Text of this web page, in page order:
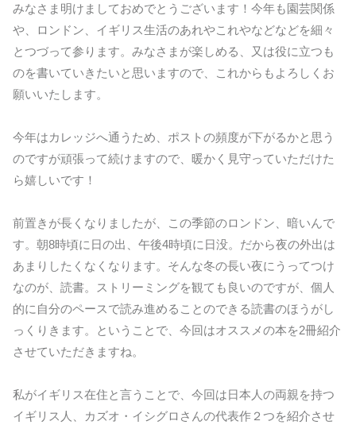
みなさま明けましておめでとうございます！今年も園芸関係
や、ロンドン、イギリス生活のあれやこれやなどなどを細々
とつづって参ります。みなさまが楽しめる、又は役に立つも
のを書いていきたいと思いますので、これからもよろしくお
願いいたします。
今年はカレッジへ通うため、ポストの頻度が下がるかと思う
のですが頑張って続けますので、暖かく見守っていただけた
ら嬉しいです！
前置きが長くなりましたが、この季節のロンドン、暗いんで
す。朝8時頃に日の出、午後4時頃に日没。だから夜の外出は
あまりしたくなくなります。そんな冬の長い夜にうってつけ
なのが、読書。ストリーミングを観ても良いのですが、個人
的に自分のペースで読み進めることのできる読書のほうがし
っくりきます。ということで、今回はオススメの本を2冊紹介
させていただきますね。
私がイギリス在住と言うことで、今回は日本人の両親を持つ
イギリス人、カズオ・イシグロさんの代表作２つを紹介させ